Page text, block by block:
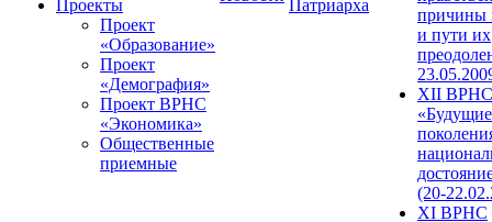
Проекты
Проект
«Образование»
Проект
«Демография»
Проект ВРНС
«Экономика»
Общественные
приемные
Патриарха
причины
и пути их
XII ВРНС
«Будущие
(20-
XI ВРНС